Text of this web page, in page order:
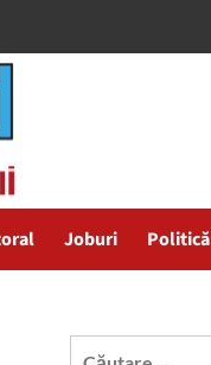
Joburi Politică
Caută